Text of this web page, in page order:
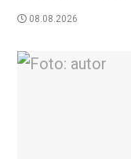
08.08.2026